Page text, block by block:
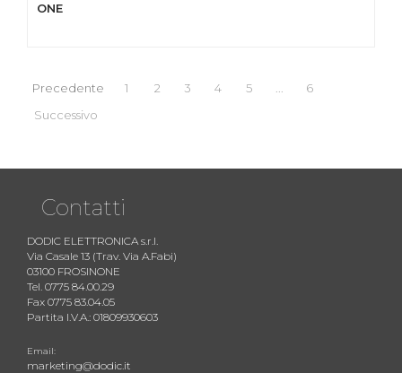
ONE
Precedente 1 2 3 4 5
6
Successivo
Contatti
DODIC ELETTRONICA s.r.l.
Via Casale 13 (Trav. Via A.Fabi)
03100 FROSINONE
Tel. 0775 84.00.29
Fax 0775 83.04.05
Partita I.V.A.: 01809930603
Email:
marketing@dodic.it